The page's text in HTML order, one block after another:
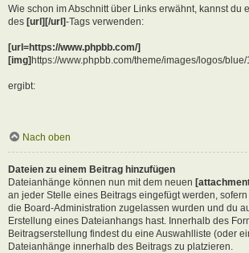
Wie schon im Abschnitt über Links erwähnt, kannst du
des [url][/url]-Tags verwenden:
[url=https://www.phpbb.com/]
[img]https://www.phpbb.com/theme/images/logos/
ergibt:
Nach oben
Dateien zu einem Beitrag hinzufügen
Dateianhänge können nun mit dem neuen
an jeder Stelle eines Beitrags eingefügt werden,
die Board-Administration zugelassen wurden und du
Erstellung eines Dateianhangs hast. Innerhalb des
Beitragserstellung findest du eine Auswahlliste (oder
Dateianhänge innerhalb des Beitrags zu platzieren.